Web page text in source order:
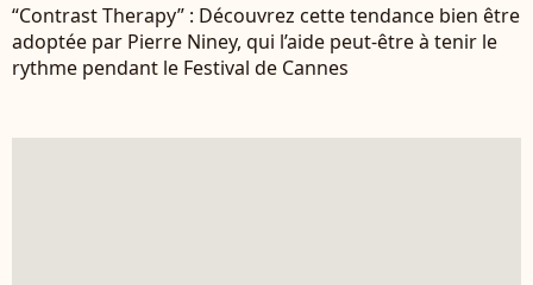
“Contrast Therapy” : Découvrez cette tendance bien être
adoptée par Pierre Niney, qui l’aide peut-être à tenir le
rythme pendant le Festival de Cannes